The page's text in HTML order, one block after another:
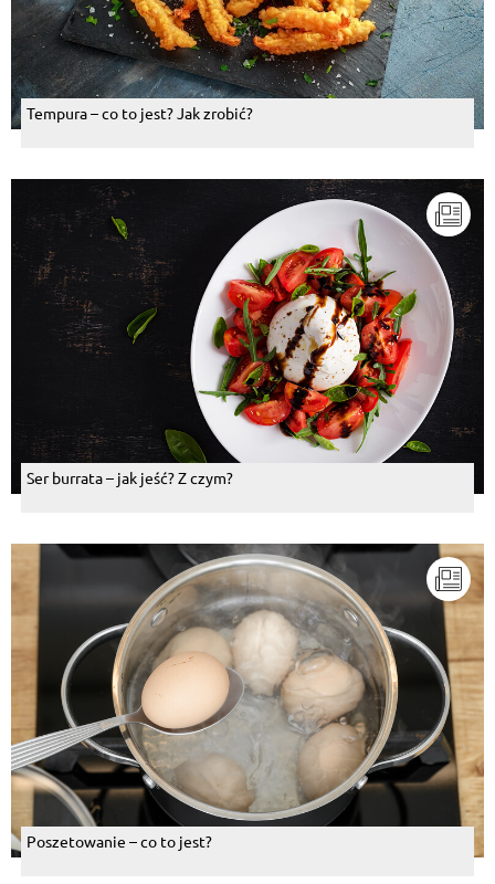
Tempura – co to jest? Jak zrobić?
Ser burrata – jak jeść? Z czym?
Poszetowanie – co to jest?